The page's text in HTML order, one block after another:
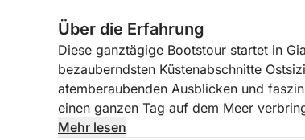
Über die Erfahrung
Diese ganztägige Bootstour startet in
bezauberndsten Küstenabschnitte
atemberaubenden Ausblicken und
einen ganzen Tag auf dem Meer
genießen möchten.
Mehr lesen